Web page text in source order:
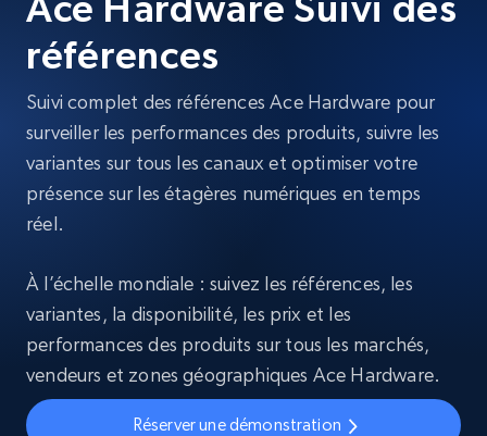
références
Suivi complet des références Ace Hardware pour
surveiller les performances des produits, suivre les
variantes sur tous les canaux et optimiser votre
présence sur les étagères numériques en temps
réel.
À l’échelle mondiale : suivez les références, les
variantes, la disponibilité, les prix et les
performances des produits sur tous les marchés,
vendeurs et zones géographiques Ace Hardware.
Réserver une démonstration